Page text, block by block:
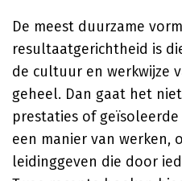
De meest duurzame
resultaatgerichtheid is
de cultuur en werkwijze
geheel. Dan gaat het
prestaties of
een manier van werken,
leidinggeven die door